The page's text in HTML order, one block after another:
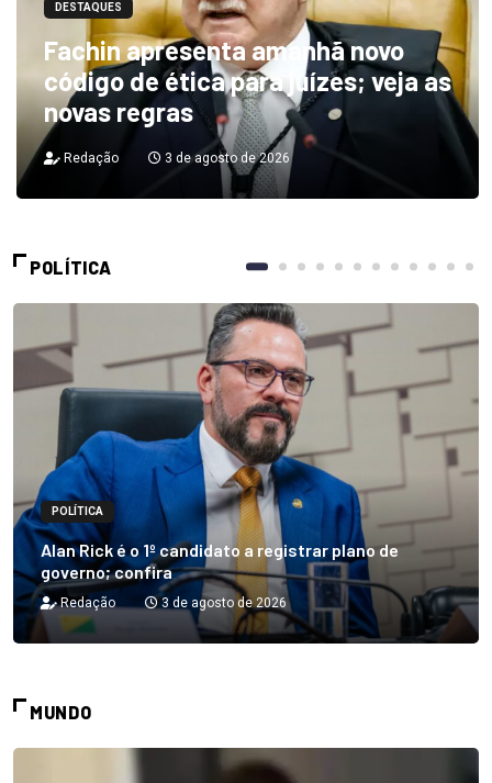
DESTAQUES
Fachin apresenta amanhã novo
código de ética para juízes; veja as
novas regras
Redação 3 de agosto de 2026
POLÍTICA
POLÍTICA
Alan Rick é o 1º candidato a registrar plano de
governo; confira
Redação 3 de agosto de 2026
MUNDO